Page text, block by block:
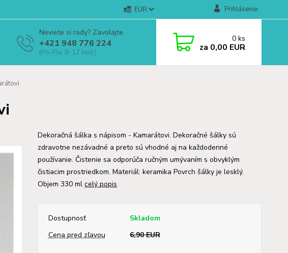
EUR Prihlásenie
Neviete si rady? Zavolajte.
+421 948 776 224
(Po-Pia, 8-17 hod.)
0 ks
za 0,00 EUR
Dekoračná šálka s nápisom - Kamarátovi. Dekoračné šálky sú
zdravotne nezávadné a preto sú vhodné aj na každodenné
používanie. Čistenie sa odporúča ručným umývaním s obvyklým
čistiacim prostriedkom. Materiál: keramika Povrch šálky je lesklý.
Objem 330 ml celý popis
Dostupnosť
Skladom
Cena pred zľavou
6,90 EUR